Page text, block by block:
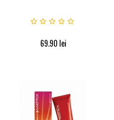
69.90 lei